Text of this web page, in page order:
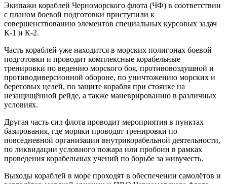
Экипажи кораблей Черноморского флота (ЧФ) в соответствии
с планом боевой подготовки приступили к
совершенствованию элементов специальных курсовых задач
К-1 и К-2.
Часть кораблей уже находится в морских полигонах боевой
подготовки и проводит комплексные корабельные
тренировки по ведению морского боя, противовоздушной и
противодиверсионной обороне, по уничтожению морских и
береговых целей, по защите корабля при стоянке на
незащищённой рейде, а также маневрированию в различных
условиях.
Другая часть сил флота проводит мероприятия в пунктах
базирования, где моряки проводят тренировки по
повседневной организации внутрикорабельной деятельности,
по ликвидации условного пожара или пробоин в рамках
проведения корабельных учений по борьбе за живучесть.
Выходы кораблей в море проходят в обеспечении самолётов и